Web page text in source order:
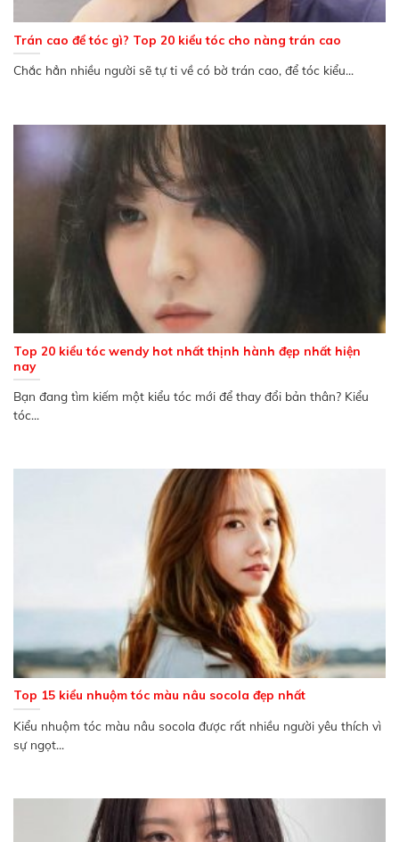
Trán cao để tóc gì? Top 20 kiểu tóc cho nàng trán cao
Chắc hẳn nhiều người sẽ tự ti về có bờ trán cao, để tóc kiểu...
Top 20 kiểu tóc wendy hot nhất thịnh hành đẹp nhất hiện
nay
Bạn đang tìm kiếm một kiểu tóc mới để thay đổi bản thân? Kiểu
tóc...
Top 15 kiểu nhuộm tóc màu nâu socola đẹp nhất
Kiểu nhuộm tóc màu nâu socola được rất nhiều người yêu thích vì
sự ngọt...